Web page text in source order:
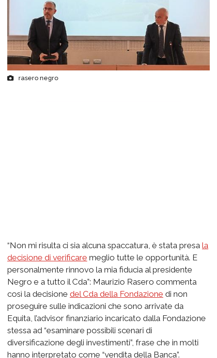
rasero negro
“Non mi risulta ci sia alcuna spaccatura, è stata presa la
decisione di verificare meglio tutte le opportunità. E
personalmente rinnovo la mia fiducia al presidente
Negro e a tutto il Cda”: Maurizio Rasero commenta
così la decisione del Cda della Fondazione di non
proseguire sulle indicazioni che sono arrivate da
Equita, l’advisor finanziario incaricato dalla Fondazione
stessa ad “esaminare possibili scenari di
diversificazione degli investimenti”, frase che in molti
hanno interpretato come “vendita della Banca”.